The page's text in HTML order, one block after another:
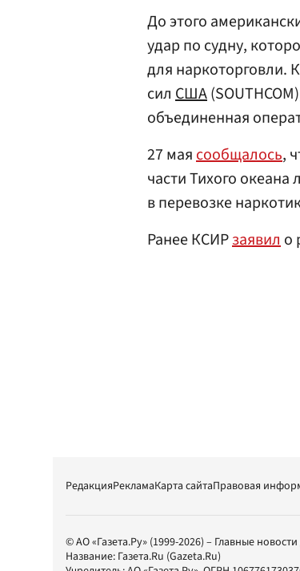
До этого
удар по судну,
для
сил США
объединенная
27 маясообщалось,
части Тихого
в перевозке
Ранее КСИРзаявило
РедакцияРекламаКарта сайтаПравовая
© АО «Газета.Ру» (1999-2026) – Главные
Название: Газета.Ru (Gazeta.Ru)